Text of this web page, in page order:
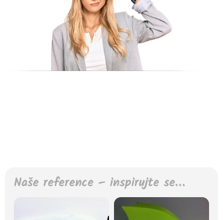
Naše reference – inspirujte se…